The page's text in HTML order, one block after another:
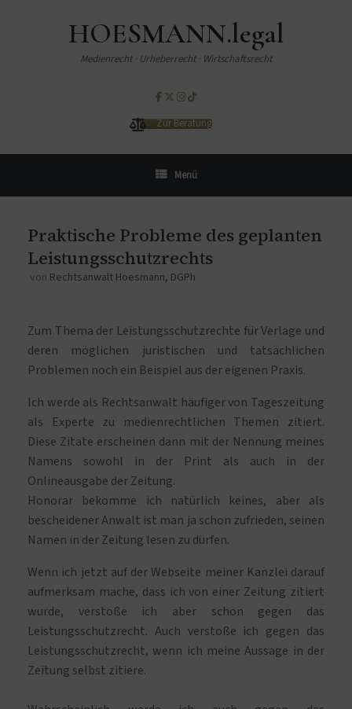
HOESMANN.legal
Medienrecht · Urheberrecht · Wirtschaftsrecht
Zur Beratung
Menü
Praktische Probleme des geplanten
Leistungsschutzrechts
von Rechtsanwalt Hoesmann, DGPh
Zum Thema der Leistungsschutzrechte für Verlage und
deren möglichen juristischen und tatsächlichen
Problemen noch ein Beispiel aus der eigenen Praxis.
Ich werde als Rechtsanwalt häufiger von Tageszeitung
als Experte zu medienrechtlichen Themen zitiert.
Diese Zitate erscheinen dann mit der Nennung meines
Namens sowohl in der Print als auch in der
Onlineausgabe der Zeitung.
Honorar bekomme ich natürlich keines, aber als
bescheidener Anwalt ist man ja schon zufrieden, seinen
Namen in der Zeitung lesen zu dürfen.
Wenn ich jetzt auf der Webseite meiner Kanzlei darauf
aufmerksam mache, dass ich von einer Zeitung zitiert
wurde, verstoße ich aber schon gegen das
Leistungsschutzrecht. Auch verstoße ich gegen das
Leistungsschutzrecht, wenn ich meine Aussage in der
Zeitung selbst zitiere.